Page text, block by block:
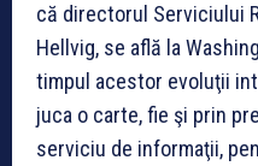
că directorul Serviciului
Hellvig, se află la
timpul acestor evoluţii
juca o carte, fie şi prin
serviciu de informaţii,